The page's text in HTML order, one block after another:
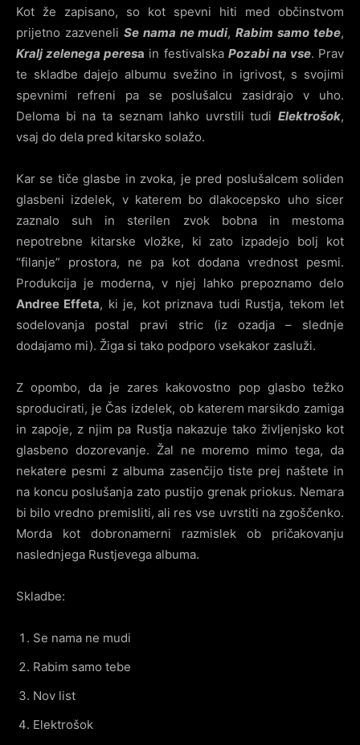
Kot že zapisano, so kot spevni hiti med občinstvom
prijetno zazveneli Se nama ne mudi,Rabim samo tebe,
Kralj zelenega peresa in festivalska Pozabi na vse. Prav
te skladbe dajejo albumu svežino in igrivost, s svojimi
spevnimi refreni pa se poslušalcu zasidrajo v uho.
Deloma bi na ta seznam lahko uvrstili tudi Elektrošok,
vsaj do dela pred kitarsko solažo.
Kar se tiče glasbe in zvoka, je pred poslušalcem soliden
glasbeni izdelek, v katerem bo dlakocepsko uho sicer
zaznalo suh in sterilen zvok bobna in mestoma
nepotrebne kitarske vložke, ki zato izpadejo bolj kot
“filanje” prostora, ne pa kot dodana vrednost pesmi.
Produkcija je moderna, v njej lahko prepoznamo delo
Andree Effeta, ki je, kot priznava tudi Rustja, tekom let
sodelovanja postal pravi stric (iz ozadja – slednje
dodajamo mi). Žiga si tako podporo vsekakor zasluži.
Z opombo, da je zares kakovostno pop glasbo težko
sproducirati, je Čas izdelek, ob katerem marsikdo zamiga
in zapoje, z njim pa Rustja nakazuje tako življenjsko kot
glasbeno dozorevanje. Žal ne moremo mimo tega, da
nekatere pesmi z albuma zasenčijo tiste prej naštete in
na koncu poslušanja zato pustijo grenak priokus. Nemara
bi bilo vredno premisliti, ali res vse uvrstiti na zgoščenko.
Morda kot dobronamerni razmislek ob pričakovanju
naslednjega Rustjevega albuma.
Skladbe:
Se nama ne mudi
Rabim samo tebe
Nov list
Elektrošok